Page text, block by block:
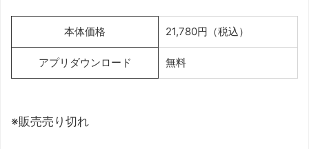
本体価格 21,780円（税込）
アプリダウンロード 無料
※販売売り切れ